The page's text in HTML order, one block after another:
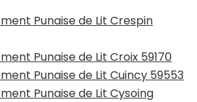
Punaise de Lit Crespin
Punaise de Lit Croix 59170
Punaise de Lit Cuincy 59553
Punaise de Lit Cysoing